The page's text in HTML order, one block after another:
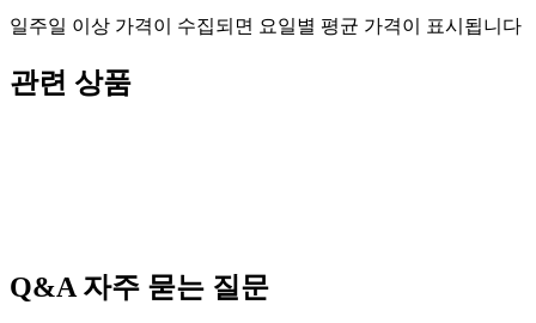
일주일 이상 가격이 수집되면 요일별 평균 가격이 표시됩니다
관련 상품
Q&A자주 묻는 질문